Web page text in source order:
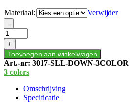
Materiaal:
Verwijder
LED
DOWNLIGHT
3
COLOR
Ø170
15W
aantal
-
+
Toevoegen aan winkelwagen
Art.-nr: 3017-SLL-DOWN-3COLOR
3 colors
Omschrijving
Specificatie